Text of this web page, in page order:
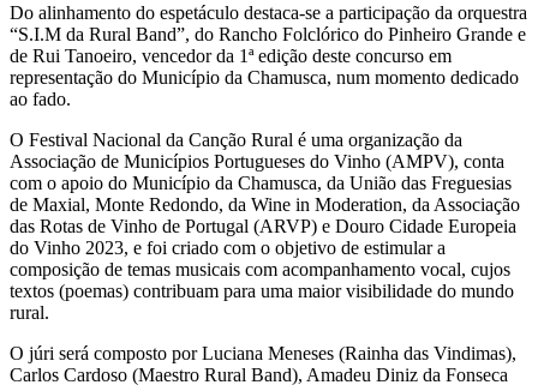
Do alinhamento do espetáculo destaca-se a participação da orquestra
“S.I.M da Rural Band”, do Rancho Folclórico do Pinheiro Grande e
de Rui Tanoeiro, vencedor da 1ª edição deste concurso em
representação do Município da Chamusca, num momento dedicado
ao fado.
O Festival Nacional da Canção Rural é uma organização da
Associação de Municípios Portugueses do Vinho (AMPV), conta
com o apoio do Município da Chamusca, da União das Freguesias
de Maxial, Monte Redondo, da Wine in Moderation, da Associação
das Rotas de Vinho de Portugal (ARVP) e Douro Cidade Europeia
do Vinho 2023, e foi criado com o objetivo de estimular a
composição de temas musicais com acompanhamento vocal, cujos
textos (poemas) contribuam para uma maior visibilidade do mundo
rural.
O júri será composto por Luciana Meneses (Rainha das Vindimas),
Carlos Cardoso (Maestro Rural Band), Amadeu Diniz da Fonseca